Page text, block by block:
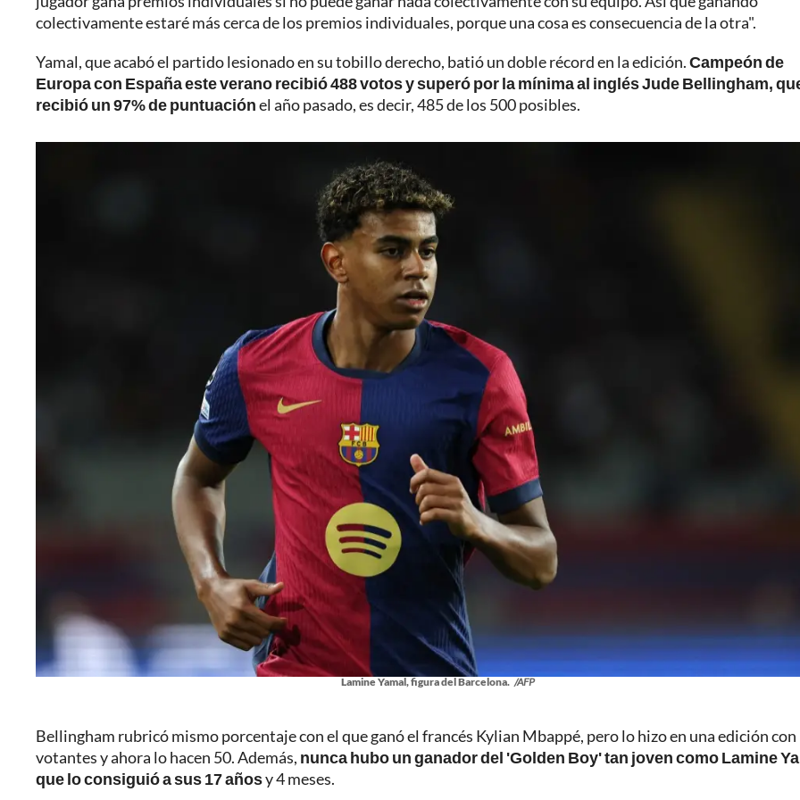
colectivamente estaré más cerca de los premios individuales, porque una cosa es consecuencia de la otra".
Yamal, que acabó el partido lesionado en su tobillo derecho, batió un doble récord en la edición.Campeón de
Europa con España este verano recibió 488 votos y superó por la mínima al inglés Jude Bellingham,
recibió un 97% de puntuaciónel año pasado, es decir, 485 de los 500 posibles.
Lamine Yamal, figura del Barcelona. /AFP
Bellingham rubricó mismo porcentaje con el que ganó el francés Kylian Mbappé, pero lo hizo en una edición con
votantes y ahora lo hacen 50. Además, nunca hubo un ganador del 'Golden Boy' tan joven como Lamine
que lo consiguió a sus 17 añosy 4 meses.